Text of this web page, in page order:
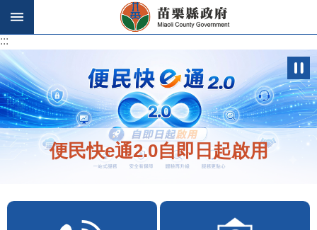
跳到主要內容區塊
:::
:::
便民快e通2.0自即日起啟用